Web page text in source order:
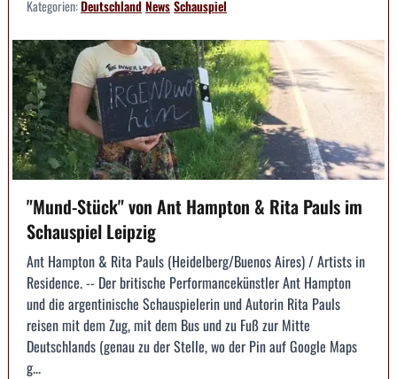
Kategorien:DeutschlandNewsSchauspiel
"Mund-Stück" von Ant Hampton & Rita Pauls im
Schauspiel Leipzig
Ant Hampton & Rita Pauls (Heidelberg/Buenos Aires) / Artists in
Residence. -- Der britische Performancekünstler Ant Hampton
und die argentinische Schauspielerin und Autorin Rita Pauls
reisen mit dem Zug, mit dem Bus und zu Fuß zur Mitte
Deutschlands (genau zu der Stelle, wo der Pin auf Google Maps
g...